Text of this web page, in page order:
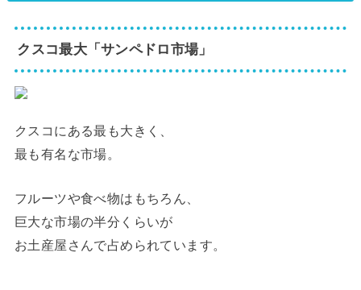
クスコ最大「サンペドロ市場」
クスコにある最も大きく、
最も有名な市場。
フルーツや食べ物はもちろん、
巨大な市場の半分くらいが
お土産屋さんで占められています。